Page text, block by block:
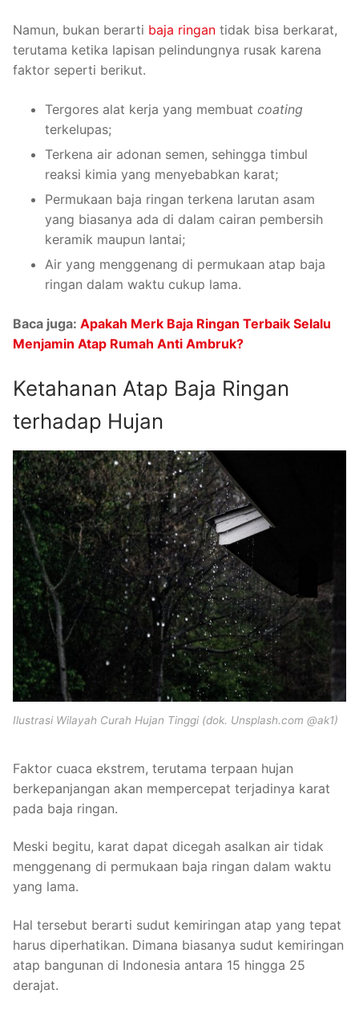
Namun, bukan berarti baja ringan tidak bisa berkarat,
terutama ketika lapisan pelindungnya rusak karena
faktor seperti berikut.
Tergores alat kerja yang membuat coating
terkelupas;
Terkena air adonan semen, sehingga timbul
reaksi kimia yang menyebabkan karat;
Permukaan baja ringan terkena larutan asam
yang biasanya ada di dalam cairan pembersih
keramik maupun lantai;
Air yang menggenang di permukaan atap baja
ringan dalam waktu cukup lama.
Baca juga: Apakah Merk Baja Ringan Terbaik Selalu
Menjamin Atap Rumah Anti Ambruk?
Ketahanan Atap Baja Ringan
terhadap Hujan
Ilustrasi Wilayah Curah Hujan Tinggi (dok. Unsplash.com @ak1)
Faktor cuaca ekstrem, terutama terpaan hujan
berkepanjangan akan mempercepat terjadinya karat
pada baja ringan.
Meski begitu, karat dapat dicegah asalkan air tidak
menggenang di permukaan baja ringan dalam waktu
yang lama.
Hal tersebut berarti sudut kemiringan atap yang tepat
harus diperhatikan. Dimana biasanya sudut kemiringan
atap bangunan di Indonesia antara 15 hingga 25
derajat.